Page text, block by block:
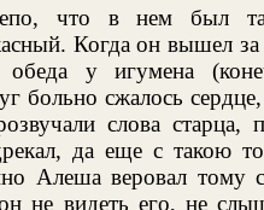
что в нем был
Когда он вышел за
у игумена
больно сжалось
слова старца,
да еще с такою
Алеша веровал тому
не видеть его, не